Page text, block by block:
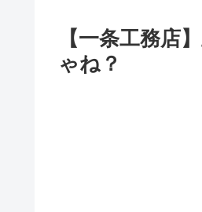
【一条工務店
ゃね？